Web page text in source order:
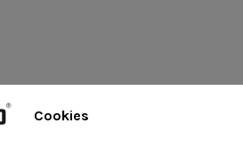
Cookies